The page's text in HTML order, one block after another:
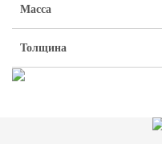
Масса
Толщина